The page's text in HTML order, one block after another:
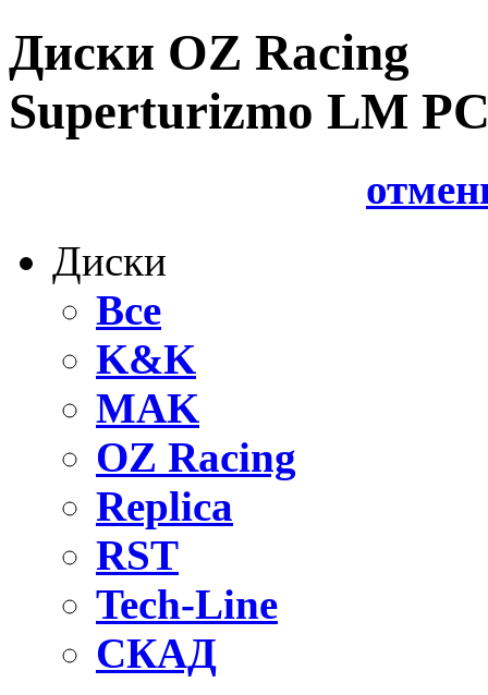
Диски OZ Raсing
Superturizmo LM
Диски
Все
K&K
MAK
OZ Raсing
Replica
RST
Tech-Line
СКАД